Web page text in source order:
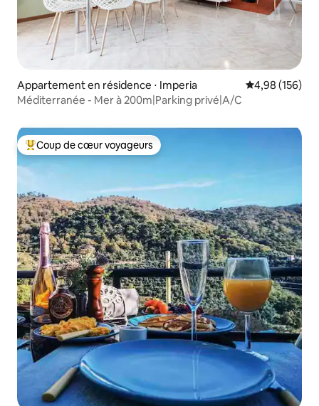
Appartement en résidence ⋅ Imperia Évaluation
4,98 (156)
Méditerranée - Mer à 200m|Parking privé|A/C
Coups de cœur voyageurs les plus appréciés
Coup de cœur voyageurs